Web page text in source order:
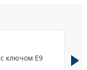
ключом Е9